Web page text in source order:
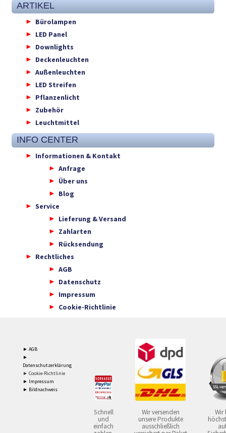
ARTIKEL
Bürolampen
LED Panel
Downlights
Deckenleuchten
Außenleuchten
LED Streifen
Pflanzenlicht
Zubehör
Leuchtmittel
INFO CENTER
Informationen & Kontakt
Anfrage
Über uns
Blog
Service
Lieferung & Versand
Zahlarten
Rücksendung
Rechtliches
AGB
Datenschutz
Impressum
Cookie-Richtlinie
► AGB
►
Datenschutzerklärung
► Cookie-Richtlinie
► Impressum
► Bildnachweis
Schnell
und
einfach
Wir versenden
unsere Produkte
ausschließlich
Wir